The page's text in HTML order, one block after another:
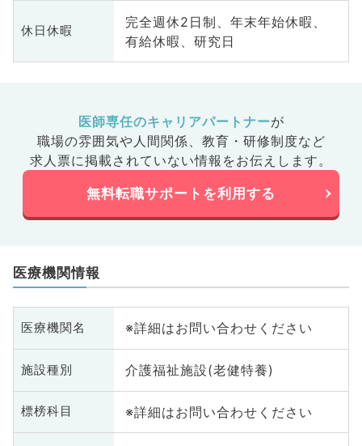
休日休暇
完全週休2日制、年末年始休暇、
有給休暇、研究日
医師専任のキャリアパートナーが
職場の雰囲気や人間関係、 教育・研修制度など
求人票に掲載されていない情報をお伝えします。
無料転職サポートを利用する
医療機関情報
医療機関名 ※詳細はお問い合わせください
施設種別 介護福祉施設(老健特養)
標榜科目 ※詳細はお問い合わせください